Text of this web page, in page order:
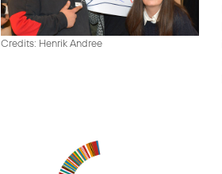
Credits: Henrik Andree